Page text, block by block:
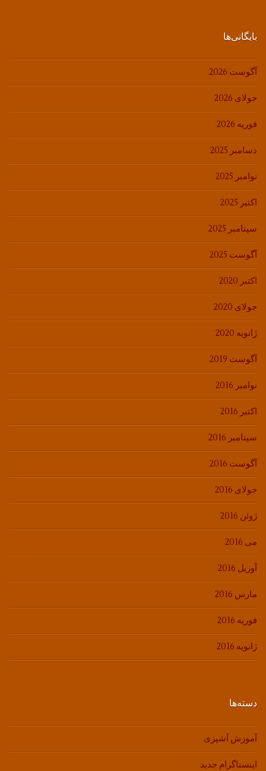
بایگانی‌ها
آگوست 2026
جولای 2026
فوریه 2026
دسامبر 2025
نوامبر 2025
اکتبر 2025
سپتامبر 2025
آگوست 2025
اکتبر 2020
جولای 2020
ژانویه 2020
آگوست 2019
نوامبر 2016
اکتبر 2016
سپتامبر 2016
آگوست 2016
جولای 2016
ژوئن 2016
می 2016
آوریل 2016
مارس 2016
فوریه 2016
ژانویه 2016
دسته‌ها
آموزش آشپزی
اینستاگرام جدید